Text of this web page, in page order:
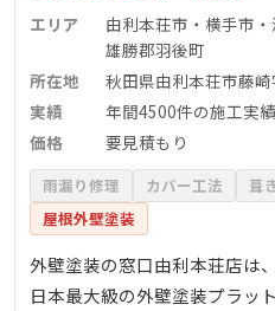
エリア
由利本荘市・横手市
雄勝郡羽後町
所在地
秋田県由利本荘市藤
実績
年間4500件の施工実績
価格
要見積もり
雨漏り修理 カバー工法 葺
屋根外壁塗装
外壁塗装の窓口由利本荘店は
日本最大級の外壁塗装プラッ